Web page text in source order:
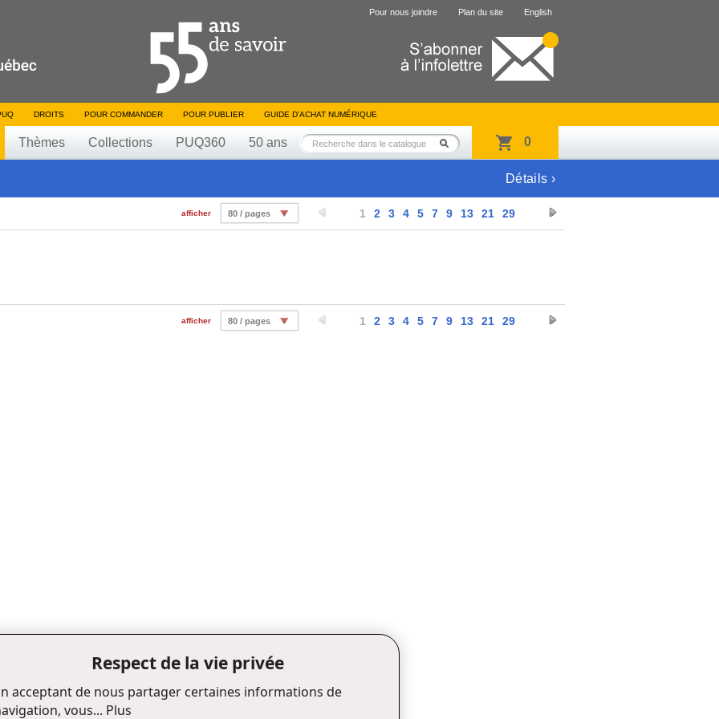
Pour nous joindre Plan du site English
DROITS POUR COMMANDER POUR PUBLIER GUIDE D’ACHAT NUMÉRIQUE
Thèmes Collections PUQ360 50 ans 0
Détails ›
1 2 3 4 5 7 9 13 21 29
afficher 80 / pages
1 2 3 4 5 7 9 13 21 29
afficher 80 / pages
Respect de la vie privée
acceptant de nous partager certaines informations de
vous... Plus